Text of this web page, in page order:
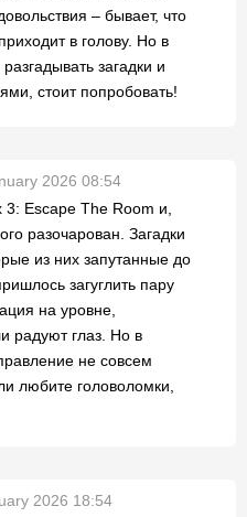
– бывает, что
в голову. Но в
загадки и
стоит попробовать!
2026 08:54
Escape The Room и,
разочарован. Загадки
из них запутанные до
загуглить пару
на уровне,
радуют глаз. Но в
не совсем
любите головоломки,
2026 18:54